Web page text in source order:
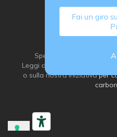
Fai un giro
Spediamo con grande
Leggi di più sulla
o sulla nostra iniziativaper